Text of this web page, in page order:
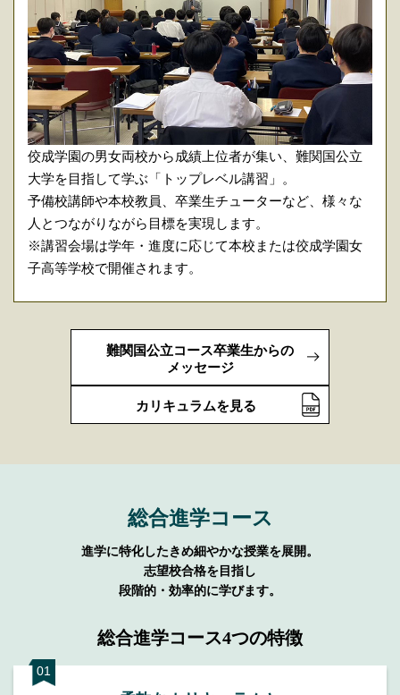
佼成学園の男女両校から成績上位者が集い、難関国公立
大学を目指して学ぶ「トップレベル講習」。
予備校講師や本校教員、卒業生チューターなど、様々な
人とつながりながら目標を実現します。
※講習会場は学年・進度に応じて本校または佼成学園女
子高等学校で開催されます。
難関国公立コース卒業生からの
メッセージ
カリキュラムを見る
総合進学コース
進学に特化したきめ細やかな授業を展開。
志望校合格を目指し
段階的・効率的に学びます。
総合進学コース4つの特徴